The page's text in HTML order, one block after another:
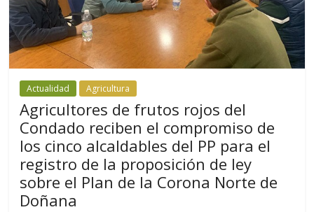
Actualidad Agricultura
Agricultores de frutos rojos del
Condado reciben el compromiso de
los cinco alcaldables del PP para el
registro de la proposición de ley
sobre el Plan de la Corona Norte de
Doñana